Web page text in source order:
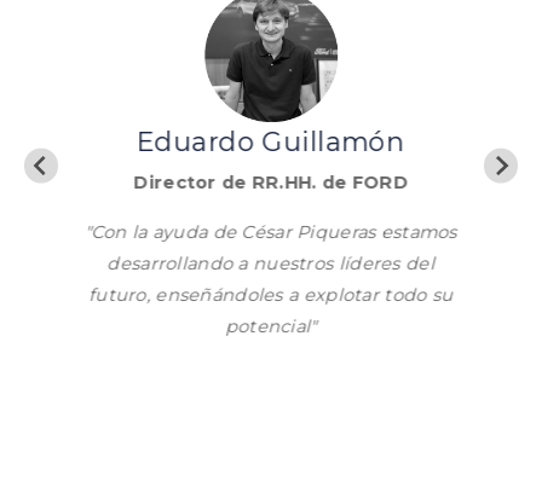
Eduardo Guillamón
Director de RR.HH. de FORD
"Con la ayuda de César Piqueras estamos
desarrollando a nuestros líderes del
futuro, enseñándoles a explotar todo su
potencial"